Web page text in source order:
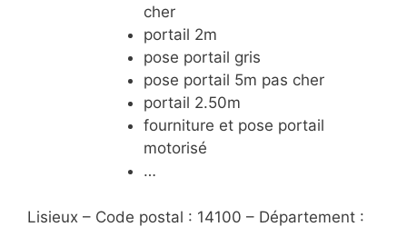
cher
portail 2m
pose portail gris
pose portail 5m pas cher
portail 2.50m
fourniture et pose portail
motorisé
…
Lisieux – Code postal : 14100 – Département :